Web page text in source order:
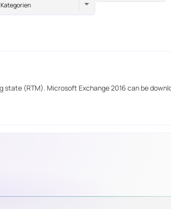
state (RTM). Microsoft Exchange 2016 can be